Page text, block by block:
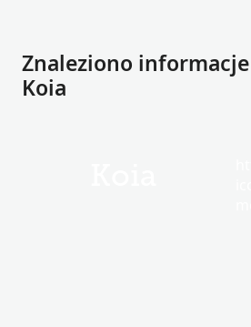
Znaleziono
Koia